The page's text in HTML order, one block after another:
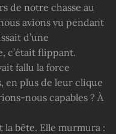
de notre chasse au
avions vu pendant
d’une
c’était flippant.
fallu la force
en plus de leur clique
nous capables ? À
bête. Elle murmura :